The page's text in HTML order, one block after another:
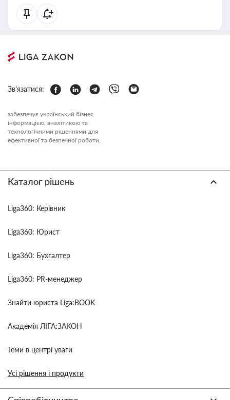
Зв'язатися:
забезпечує український бізнес
інформацією, аналітикою та
технологічними рішеннями для
ефективної та безпечної роботи.
Каталог рішень
Liga360: Керівник
Liga360: Юрист
Liga360: Бухгалтер
Liga360: PR-менеджер
Знайти юриста Liga:BOOK
Академія ЛІГА:ЗАКОН
Теми в центрі уваги
Усі рішення і продукти